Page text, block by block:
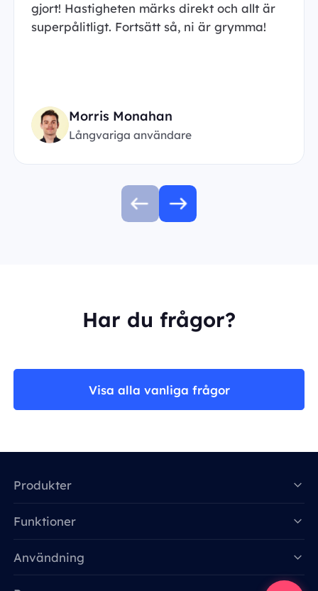
gjort! Hastigheten märks direkt och allt är
superpålitligt. Fortsätt så, ni är grymma!
Morris Monahan
Långvariga användare
Har du frågor?
Visa alla vanliga frågor
Produkter
Funktioner
Användning